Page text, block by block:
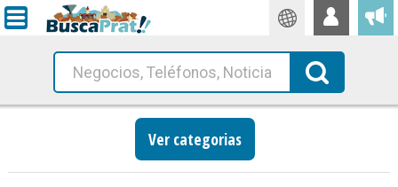
Traductor
Busca!
Ver categorias